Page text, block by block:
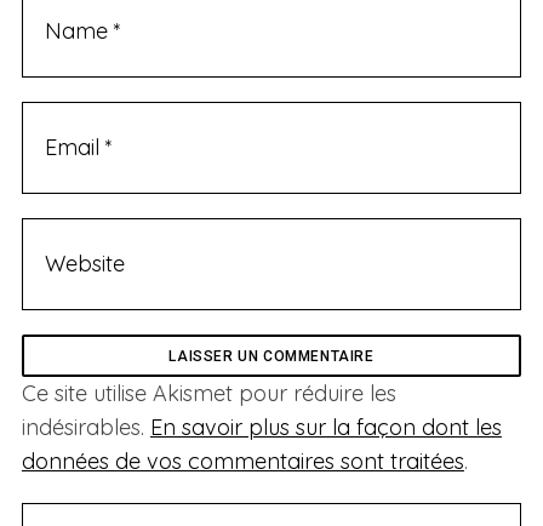
Ce site utilise Akismet pour réduire les
indésirables. En savoir plus sur la façon dont les
données de vos commentaires sont traitées.